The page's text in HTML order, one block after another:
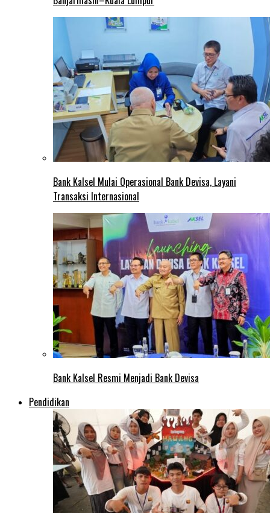
Bank Kalsel Mulai Operasional Bank Devisa, Layani
Transaksi Internasional
Bank Kalsel Resmi Menjadi Bank Devisa
Pendidikan